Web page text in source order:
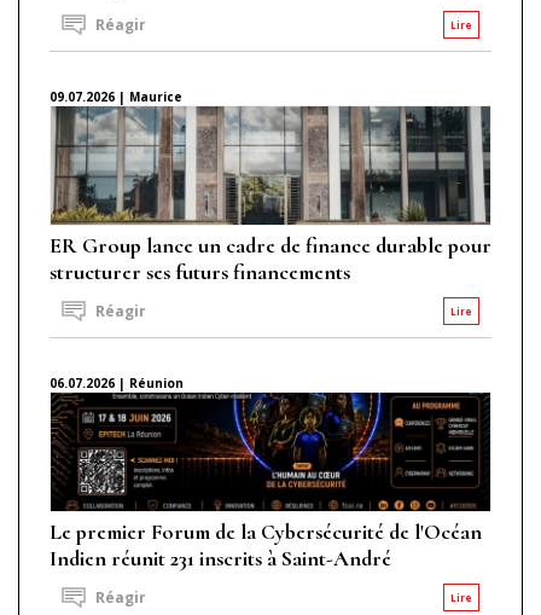
Lire
Réagir
09.07.2026 | Maurice
ER Group lance un cadre de finance durable pour
structurer ses futurs financements
Lire
Réagir
06.07.2026 | Réunion
Le premier Forum de la Cybersécurité de l'Océan
Indien réunit 231 inscrits à Saint-André
Lire
Réagir